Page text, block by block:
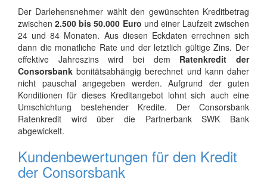
Der Darlehensnehmer wählt den gewünschten Kreditbetrag
zwischen2.500 bis 50.000 Euro und einer Laufzeit zwischen
24 und 84 Monaten. Aus diesen Eckdaten errechnen sich
dann die monatliche Rate und der letztlich gültige Zins. Der
effektive Jahreszins wird bei dem Ratenkredit der
Consorsbank bonitätsabhängig berechnet und kann daher
nicht pauschal angegeben werden. Aufgrund der guten
Konditionen für dieses Kreditangebot lohnt sich auch eine
Umschichtung bestehender Kredite. Der Consorsbank
Ratenkredit wird über die Partnerbank SWK Bank
abgewickelt.
Kundenbewertungen für den Kredit
der Consorsbank